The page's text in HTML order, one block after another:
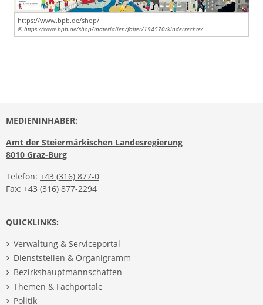
https://www.bpb.de/shop/
© https://www.bpb.de/shop/materialien/falter/194570/kinderrechte/
MEDIENINHABER:
Amt der Steiermärkischen Landesregierung
8010 Graz-Burg
Telefon: +43 (316) 877-0
Fax: +43 (316) 877-2294
QUICKLINKS:
Verwaltung & Serviceportal
Dienststellen & Organigramm
Bezirkshauptmannschaften
Themen & Fachportale
Politik